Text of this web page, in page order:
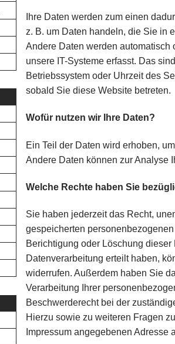
Ihre Daten werden zum einen
z. B. um Daten handeln, die Sie in
Andere Daten werden
unsere IT-Systeme erfasst. Das
Betriebssystem oder Uhrzeit des
sobald Sie diese Website betreten.
Wofür nutzen wir Ihre Daten?
Ein Teil der Daten wird erhoben,
Andere Daten können zur Analyse
Welche Rechte haben Sie
Sie haben jederzeit das Recht,
gespeicherten
Berichtigung oder Löschung
Datenverarbeitung erteilt haben,
widerrufen. Außerdem haben Sie
Verarbeitung Ihrer
Beschwerderecht bei der
Hierzu sowie zu weiteren Fragen
Impressum angegebenen Adresse